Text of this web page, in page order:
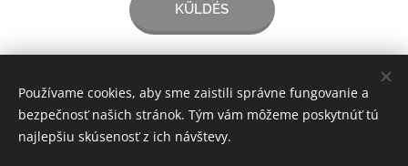
KÜLDÉS
www.vans-solutions.com vans@vans-solutions.com
Používame cookies, aby sme zaistili správne fungovanie a
bezpečnosť našich stránok. Tým vám môžeme poskytnúť tú
najlepšiu skúsenosť z ich návštevy.